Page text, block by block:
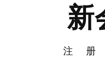
新
注